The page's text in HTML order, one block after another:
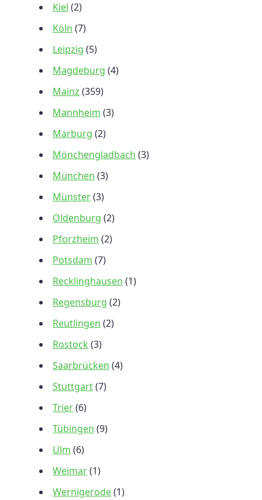
Kiel (2)
Köln (7)
Leipzig (5)
Magdeburg (4)
Mainz (359)
Mannheim (3)
Marburg (2)
Mönchengladbach (3)
München (3)
Münster(3)
Oldenburg (2)
Pforzheim (2)
Potsdam (7)
Recklinghausen (1)
Regensburg (2)
Reutlingen (2)
Rostock (3)
Saarbrücken (4)
Stuttgart(7)
Trier(6)
Tübingen (9)
Ulm (6)
Weimar(1)
Wernigerode(1)